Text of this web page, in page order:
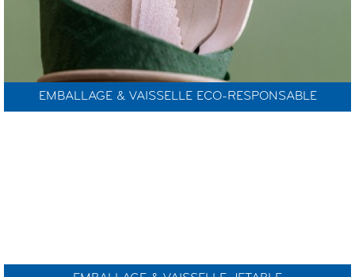
EMBALLAGE & VAISSELLE ECO-RESPONSABLE